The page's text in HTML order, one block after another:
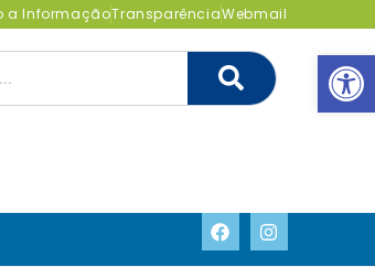
Abrir
a InformaçãoTransparênciaWebmail